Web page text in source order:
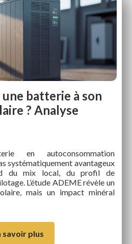
batterie à son
? Analyse
en autoconsommation
systématiquement avantageux
du mix local, du profil de
L’étude ADEME révèle un
mais un impact minéral
savoir plus